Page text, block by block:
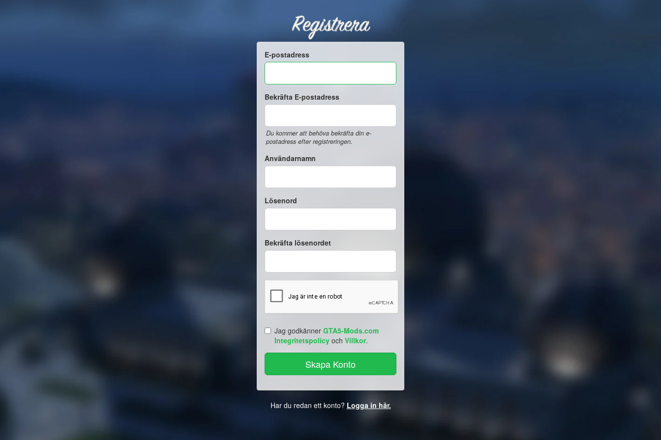
Registrera
E-postadress
Bekräfta E-postadress
Du kommer att behöva bekräfta din e-
postadress efter registreringen.
Användarnamn
Lösenord
Bekräfta lösenordet
Jag godkänner GTA5-Mods.com
Integritetspolicy och Villkor.
Har du redan ett konto? Logga in här.